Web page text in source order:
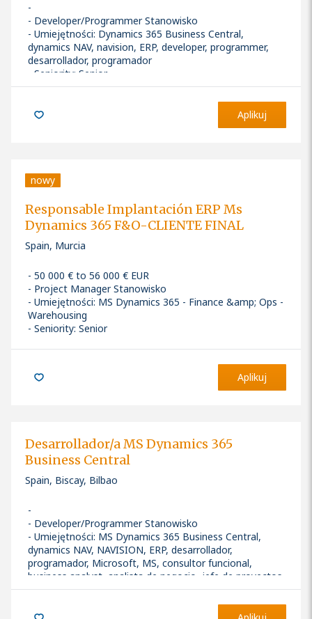
Developer/Programmer Stanowisko
Umiejętności: Dynamics 365 Business Central,
dynamics NAV, navision, ERP, developer, programmer,
desarrollador, programador
Seniority: Senior
Aplikuj
nowy
Responsable Implantación ERP Ms
Dynamics 365 F&O-CLIENTE FINAL
Spain, Murcia
50 000 € to 56 000 € EUR
Project Manager Stanowisko
Umiejętności: MS Dynamics 365 - Finance &amp; Ops -
Warehousing
Seniority: Senior
Aplikuj
Desarrollador/a MS Dynamics 365
Business Central
Spain, Biscay, Bilbao
Developer/Programmer Stanowisko
Umiejętności: MS Dynamics 365 Business Central,
dynamics NAV, NAVISION, ERP, desarrollador,
programador, Microsoft, MS, consultor funcional,
business analyst, analista de negocio, jefe de proyectos,
project manager